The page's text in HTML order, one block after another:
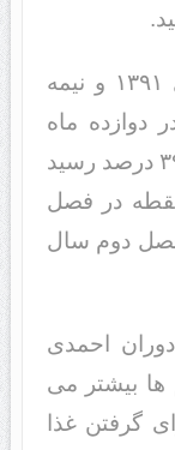
وی اظهار کرد: نرخ تورم در سال ۱۳۹۱ و نیمه
و در دوازده ماه
منتهی به مرداد ماه سال ۱۳۹۲ به ۳۹ درصد رسید
در فصل
و در فصل دوم سال
احمدی
ها بیشتر می
گرفتن غذا